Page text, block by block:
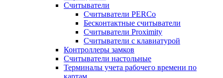
Считыватели
Считыватели PERCo
Бесконтактные считыватели
Считыватели Proximity
Считыватели с клавиатурой
Контроллеры замков
Считыватели настольные
Терминалы учета рабочего времени по
картам